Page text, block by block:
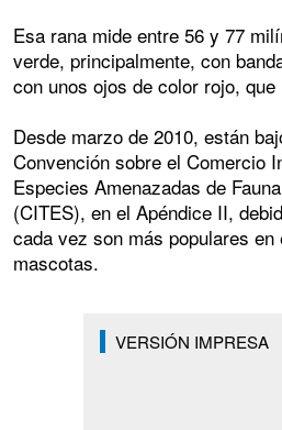
Esa rana mide entre 56 y 77
verde, principalmente, con
con unos ojos de color rojo,
Desde marzo de 2010, están
Convención sobre el Comercio
Especies Amenazadas de
(CITES), en el Apéndice II,
cada vez son más populares
mascotas.
VERSIÓN IMPRESA